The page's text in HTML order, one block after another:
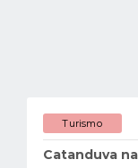
Turismo
Catanduva